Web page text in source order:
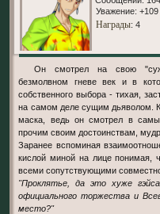
Уважение: +109
Награды: 4
Он смотрел на свою "суженную" из под полуприкрытых в
безмолвном гневе век и в
собственного выбора - тихая,
на самом деле сущим дьяволом.
маска, ведь он смотрел в
прочим своим достоинствам,
Заранее вспоминая
кислой миной на лице понимая,
всеми сопутствующими
"Проклятье, да это хуже
официального торжества и
место?"